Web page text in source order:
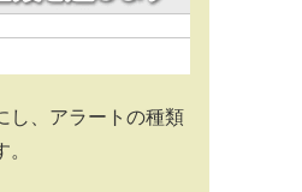
し、アラートの種類